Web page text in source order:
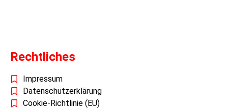
Rechtliches
Impressum
Datenschutzerklärung
Cookie-Richtlinie (EU)